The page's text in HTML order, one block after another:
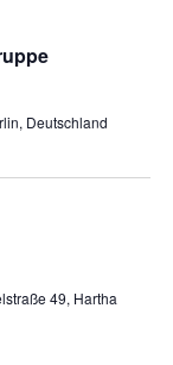
Deutschland
49, Hartha